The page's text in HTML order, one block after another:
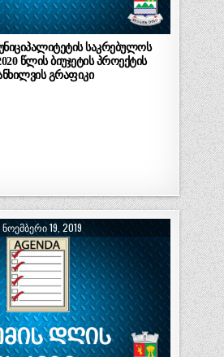
საკრებულოს
წლის ბიუჯეტის პროექტის
გრაფიკი
ᲜᲝᲔᲛᲑᲔᲠᲘ 19, 2019